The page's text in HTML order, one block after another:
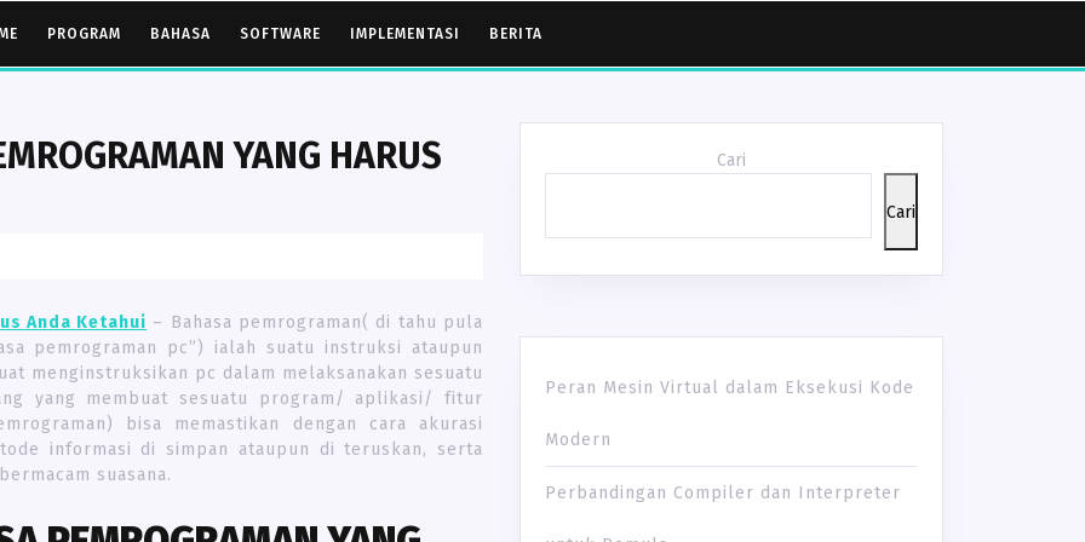
PROGRAM BAHASA SOFTWARE IMPLEMENTASI BERITA
YANG HARUS
Anda Ketahui – Bahasa pemrograman( di tahu pula
pemrograman pc”) ialah suatu instruksi ataupun
menginstruksikan pc dalam melaksanakan sesuatu
yang membuat sesuatu program/ aplikasi/ fitur
bisa memastikan dengan cara akurasi
informasi di simpan ataupun di teruskan, serta
suasana.
Cari
Cari
Peran Mesin Virtual dalam Eksekusi Kode
Modern
Perbandingan Compiler dan Interpreter